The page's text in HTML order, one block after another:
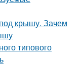
крышу. Зачем
типового